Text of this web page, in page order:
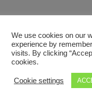
We use cookies on our
experience by
visits. By clicking
cookies.
Cookie settings